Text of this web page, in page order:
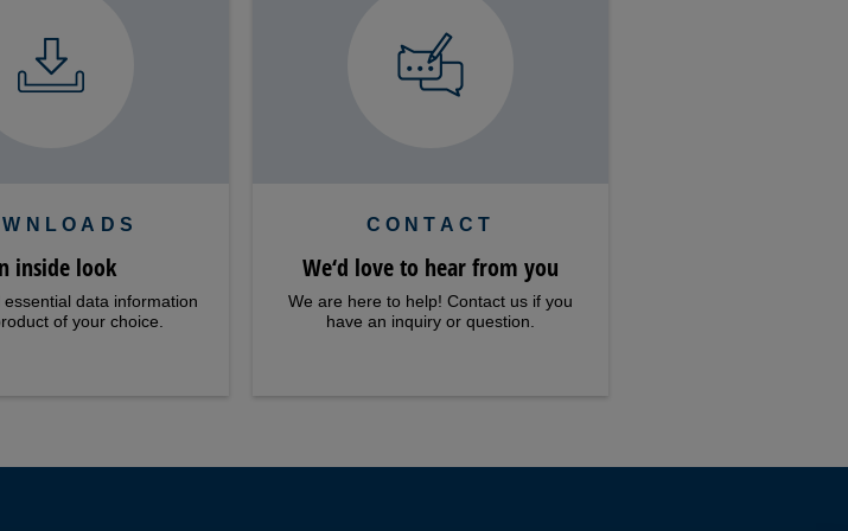
inside look
essential data information
of your choice.
CONTACT
We‘d love to hear from you
We are here to help! Contact us if you
have an inquiry or question.